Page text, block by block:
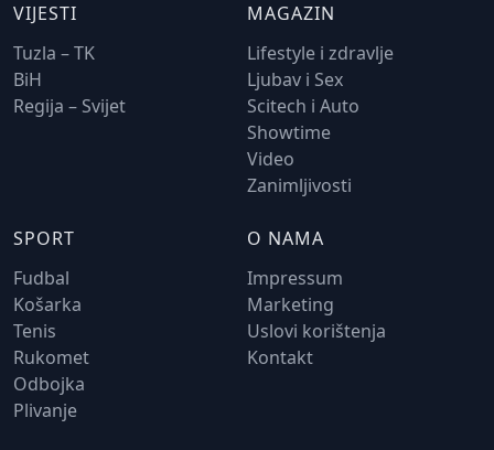
VIJESTI
Tuzla – TK
BiH
Regija – Svijet
MAGAZIN
Lifestyle i zdravlje
Ljubav i Sex
Scitech i Auto
Showtime
Video
Zanimljivosti
SPORT
Fudbal
Košarka
Tenis
Rukomet
Odbojka
Plivanje
O NAMA
Impressum
Marketing
Uslovi korištenja
Kontakt